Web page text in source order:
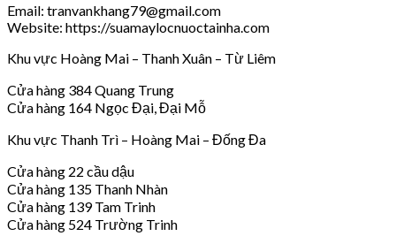
Email: tranvankhang79@gmail.com
Website: https://suamaylocnuoctainha.com
Khu vực Hoàng Mai – Thanh Xuân – Từ Liêm
Cửa hàng 384 Quang Trung
Cửa hàng 164 Ngọc Đại, Đại Mỗ
Khu vực Thanh Trì – Hoàng Mai – Đống Đa
Cửa hàng 22 cầu dậu
Cửa hàng 135 Thanh Nhàn
Cửa hàng 139 Tam Trinh
Cửa hàng 524 Trường Trinh